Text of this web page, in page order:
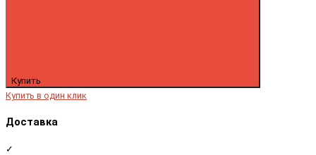
Купить
Купить в один клик
Доставка
✓